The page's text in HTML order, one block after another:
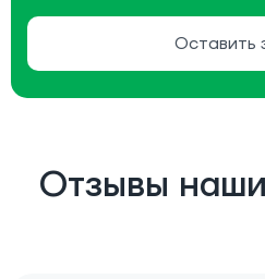
Оставить
Отзывы